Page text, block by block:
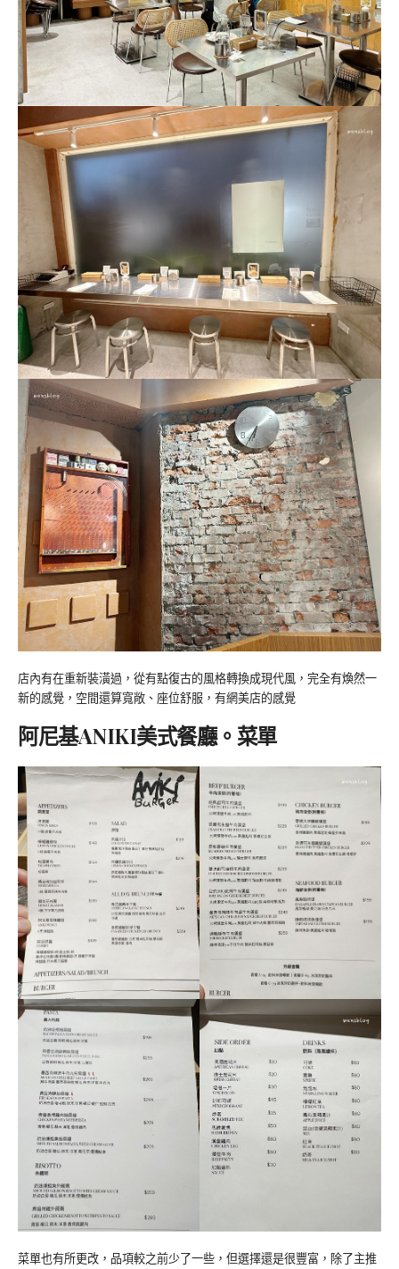
店內有在重新裝潢過，從有點復古的風格轉換成現代風，完全有煥然一
新的感覺，空間還算寬敞、座位舒服，有網美店的感覺
阿尼基ANIKI美式餐廳。菜單
菜單也有所更改，品項較之前少了一些，但選擇還是很豐富，除了主推